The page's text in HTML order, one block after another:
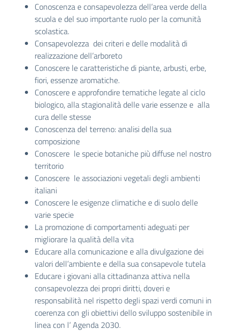
Conoscenza e consapevolezza dell’area verde della
scuola e del suo importante ruolo per la comunità
scolastica.
Consapevolezza dei criteri e delle modalità di
realizzazione dell’arboreto
Conoscere le caratteristiche di piante, arbusti, erbe,
fiori, essenze aromatiche.
Conoscere e approfondire tematiche legate al ciclo
biologico, alla stagionalità delle varie essenze e alla
cura delle stesse
Conoscenza del terreno: analisi della sua
composizione
Conoscere le specie botaniche più diffuse nel nostro
territorio
Conoscere le associazioni vegetali degli ambienti
italiani
Conoscere le esigenze climatiche e di suolo delle
varie specie
La promozione di comportamenti adeguati per
migliorare la qualità della vita
Educare alla comunicazione e alla divulgazione dei
valori dell’ambiente e della sua consapevole tutela
Educare i giovani alla cittadinanza attiva nella
consapevolezza dei propri diritti, doveri e
responsabilità nel rispetto degli spazi verdi comuni in
coerenza con gli obiettivi dello sviluppo sostenibile in
linea con l’ Agenda 2030.